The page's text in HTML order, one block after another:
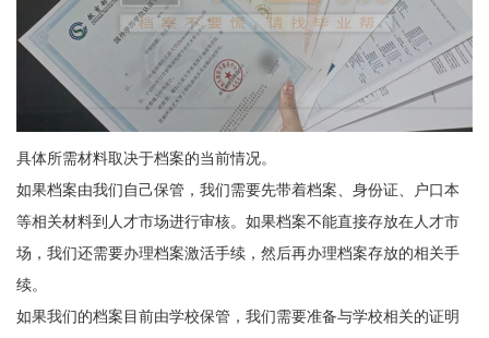
具体所需材料取决于档案的当前情况。
如果档案由我们自己保管，我们需要先带着档案、身份证、户口本
等相关材料到人才市场进行审核。如果档案不能直接存放在人才市
场，我们还需要办理档案激活手续，然后再办理档案存放的相关手
续。
如果我们的档案目前由学校保管，我们需要准备与学校相关的证明